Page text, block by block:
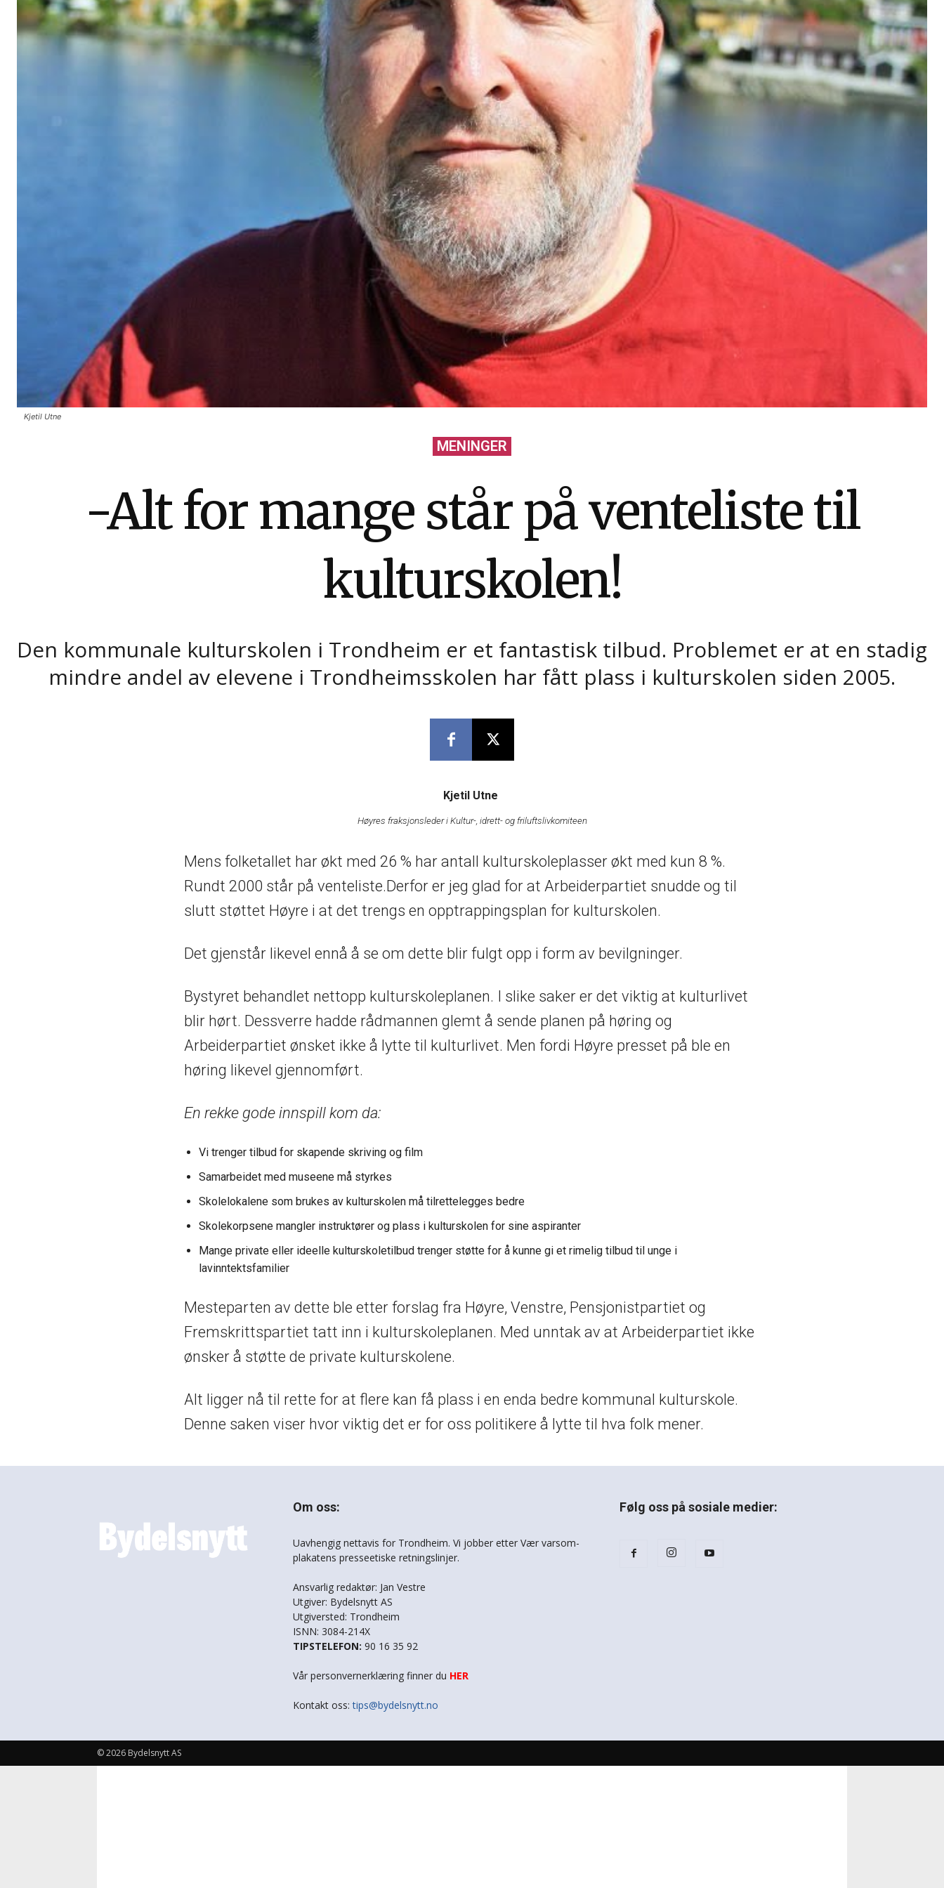
Kjetil Utne
MENINGER
-Alt for mange står på venteliste til
kulturskolen!
Den kommunale kulturskolen i Trondheim er et fantastisk tilbud. Problemet er at en stadig
mindre andel av elevene i Trondheimsskolen har fått plass i kulturskolen siden 2005.
Kjetil Utne
Høyres fraksjonsleder i Kultur-, idrett- og friluftslivkomiteen
Mens folketallet har økt med 26 % har antall kulturskoleplasser økt med kun 8 %.
Rundt 2000 står på venteliste.Derfor er jeg glad for at Arbeiderpartiet snudde og til
slutt støttet Høyre i at det trengs en opptrappingsplan for kulturskolen.
Det gjenstår likevel ennå å se om dette blir fulgt opp i form av bevilgninger.
Bystyret behandlet nettopp kulturskoleplanen. I slike saker er det viktig at kulturlivet
blir hørt. Dessverre hadde rådmannen glemt å sende planen på høring og
Arbeiderpartiet ønsket ikke å lytte til kulturlivet. Men fordi Høyre presset på ble en
høring likevel gjennomført.
En rekke gode innspill kom da:
Vi trenger tilbud for skapende skriving og film
Samarbeidet med museene må styrkes
Skolelokalene som brukes av kulturskolen må tilrettelegges bedre
Skolekorpsene mangler instruktører og plass i kulturskolen for sine aspiranter
Mange private eller ideelle kulturskoletilbud trenger støtte for å kunne gi et rimelig tilbud til unge i
lavinntektsfamilier
Mesteparten av dette ble etter forslag fra Høyre, Venstre, Pensjonistpartiet og
Fremskrittspartiet tatt inn i kulturskoleplanen. Med unntak av at Arbeiderpartiet ikke
ønsker å støtte de private kulturskolene.
Alt ligger nå til rette for at flere kan få plass i en enda bedre kommunal kulturskole.
Denne saken viser hvor viktig det er for oss politikere å lytte til hva folk mener.
Om oss:
Uavhengig nettavis for Trondheim. Vi jobber etter Vær varsom-
plakatens presseetiske retningslinjer.
Ansvarlig redaktør: Jan Vestre
Utgiver: Bydelsnytt AS
Utgiversted: Trondheim
ISNN: 3084-214X
TIPSTELEFON: 90 16 35 92
Vår personvernerklæring finner du HER
Kontakt oss:tips@bydelsnytt.no
Følg oss på sosiale medier:
© 2026 Bydelsnytt AS